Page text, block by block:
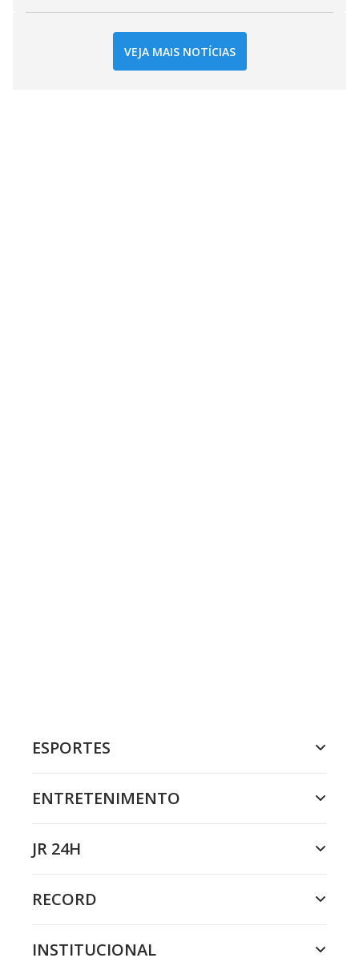
VEJA MAIS NOTÍCIAS
ESPORTES
ENTRETENIMENTO
JR 24H
RECORD
INSTITUCIONAL